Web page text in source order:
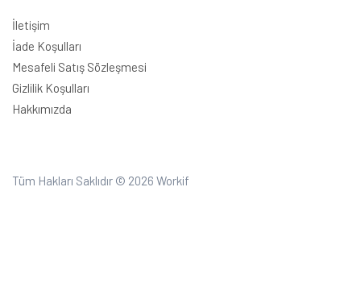
İletişim
İade Koşulları
Mesafeli Satış Sözleşmesi
Gizlilik Koşulları
Hakkımızda
Tüm Hakları Saklıdır © 2026 Workif